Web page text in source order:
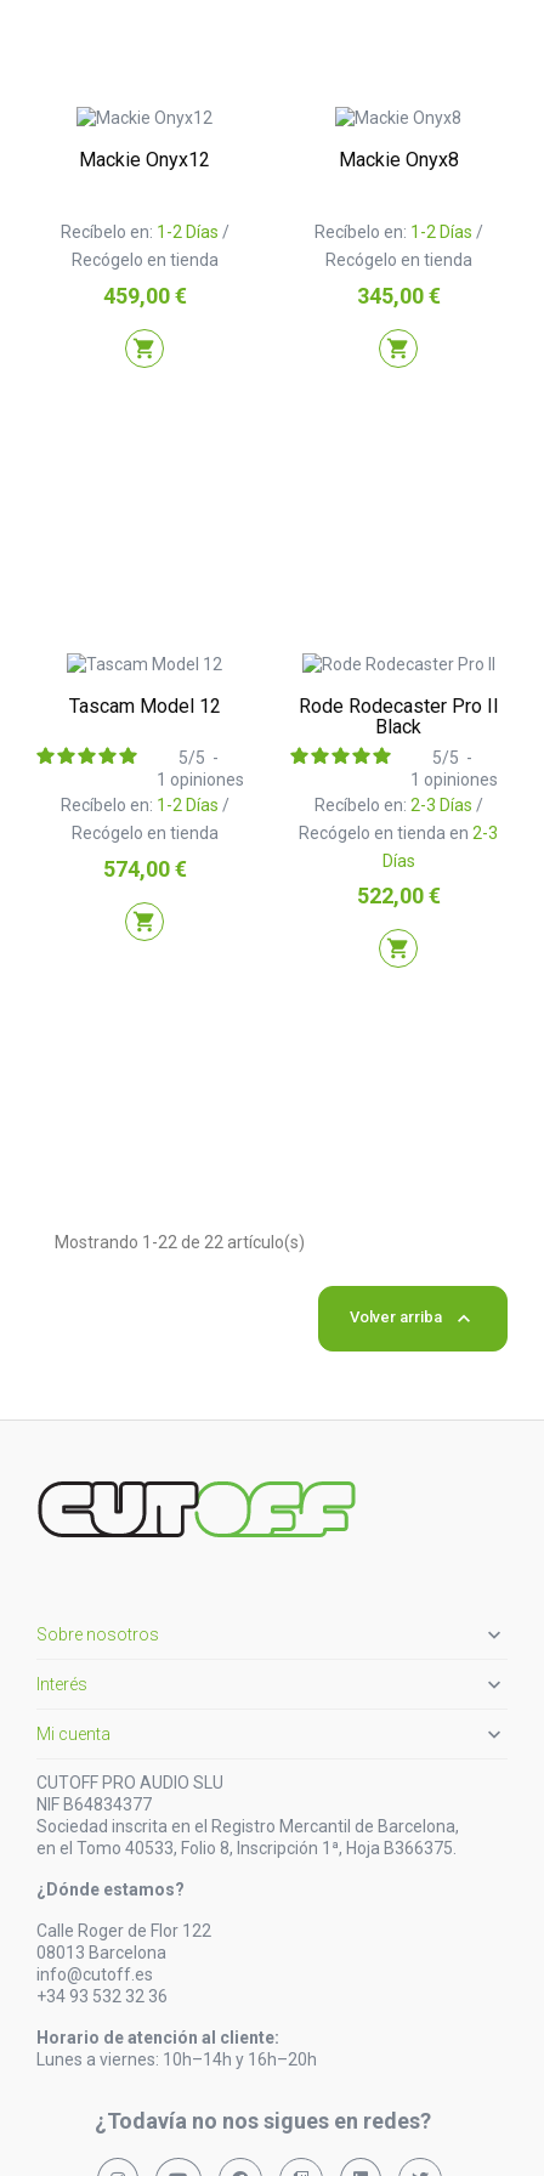
Mackie Onyx12
Recíbelo en: 1-2 Días /
Recógelo en tienda
Precio
459,00 €
shopping_cart
Mackie Onyx8
Recíbelo en: 1-2 Días /
Recógelo en tienda
Precio
345,00 €
shopping_cart
Tascam Model 12
Recíbelo en: 1-2 Días /
Recógelo en tienda
5/5 -
1 opiniones
Precio
574,00 €
shopping_cart
Rode Rodecaster Pro II
Black
Recíbelo en: 2-3 Días /
Recógelo en tienda en 2-3
Días
5/5 -
1 opiniones
Precio
522,00 €
shopping_cart
Mostrando 1-22 de 22 artículo(s)
Volver arriba 
Sobre nosotros 
Interés 
Mi cuenta 
CUTOFF PRO AUDIO SLU
NIF B64834377
Sociedad inscrita en el Registro Mercantil de Barcelona,
en el Tomo 40533, Folio 8, Inscripción 1ª, Hoja B366375.
¿Dónde estamos?
Calle Roger de Flor 122
08013 Barcelona
info@cutoff.es
+34 93 532 32 36
Horario de atención al cliente:
Lunes a viernes: 10h–14h y 16h–20h
¿Todavía no nos sigues en redes?